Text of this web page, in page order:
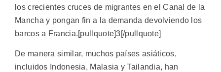
los crecientes cruces de migrantes en el Canal de la
Mancha y pongan fin a la demanda devolviendo los
barcos a Francia.[pullquote]3[/pullquote]
De manera similar, muchos países asiáticos,
incluidos Indonesia, Malasia y Tailandia, han